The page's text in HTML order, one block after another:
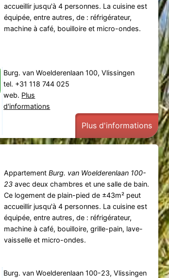
accueillir jusqu'à 4 personnes. La cuisine est
équipée, entre autres, de : réfrigérateur,
machine à café, bouilloire et micro-ondes.
Burg. van Woelderenlaan 100, Vlissingen
tel. +31 118 744 025
web. Plus
d'informations
Plus d'informations
Appartement Burg. van Woelderenlaan 100-
23avec deux chambres et une salle de bain.
Ce logement de plain-pied de ±43m² peut
accueillir jusqu'à 4 personnes. La cuisine est
équipée, entre autres, de : réfrigérateur,
machine à café, bouilloire, grille-pain, lave-
vaisselle et micro-ondes.
Burg. van Woelderenlaan 100-23, Vlissingen